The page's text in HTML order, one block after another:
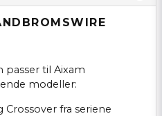
passer til Aixam
modeller:
Crossover fra seriene